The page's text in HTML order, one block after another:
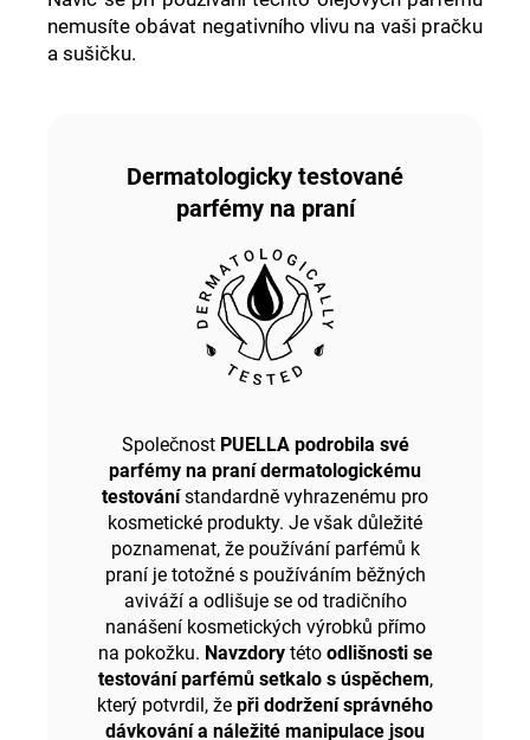
nemusíte obávat negativního vlivu na vaši pračku
a sušičku.
Dermatologicky testované
parfémy na praní
Společnost PUELLA podrobila své
parfémy na praní dermatologickému
testovánístandardně vyhrazenému pro
kosmetické produkty. Je však důležité
poznamenat, že používání parfémů k
praní je totožné s používáním běžných
aviváží a odlišuje se od tradičního
nanášení kosmetických výrobků přímo
na pokožku. Navzdorytéto odlišnosti se
testování parfémů setkalo s úspěchem,
který potvrdil, že při dodržení správného
dávkování a náležité manipulace jsou